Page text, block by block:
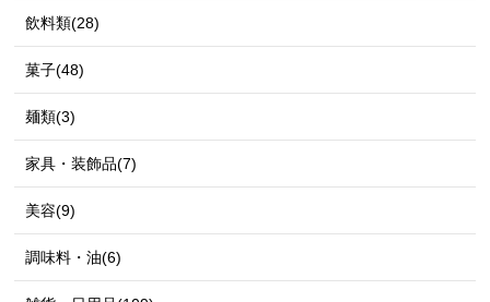
飲料類(28)
菓子(48)
麺類(3)
家具・装飾品(7)
美容(9)
調味料・油(6)